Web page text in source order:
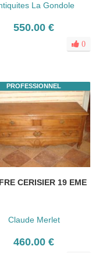
La Gondole
550.00 €
0
PROFESSIONNEL
CERISIER 19 EME
Claude Merlet
460.00 €